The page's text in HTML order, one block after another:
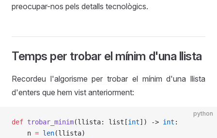
preocupar-nos pels detalls tecnològics.
Temps per trobar el mínim d'una llista
Recordeu l'algorisme per trobar el mínim d'una llista
d'enters que hem vist anteriorment:
python
def trobar_minim(llista: list[int]) -> int :
    n
= len(llista)